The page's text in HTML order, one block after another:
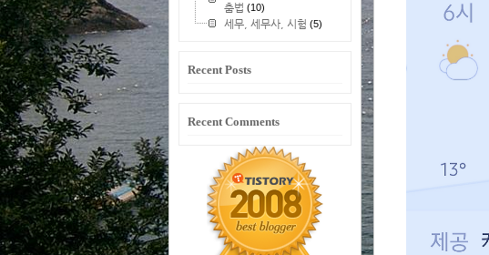
춤법 (10)
세무, 세무사, 시험 (5)
Recent Posts
Recent Comments